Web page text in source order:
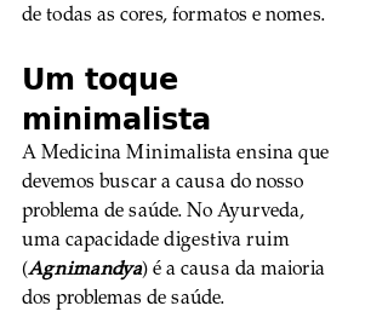
de todas as cores, formatos e nomes.
Um toque
minimalista
A Medicina Minimalista ensina que
devemos buscar a causa do nosso
problema de saúde. No Ayurveda,
uma capacidade digestiva ruim
(Agnimandya) é a causa da maioria
dos problemas de saúde.